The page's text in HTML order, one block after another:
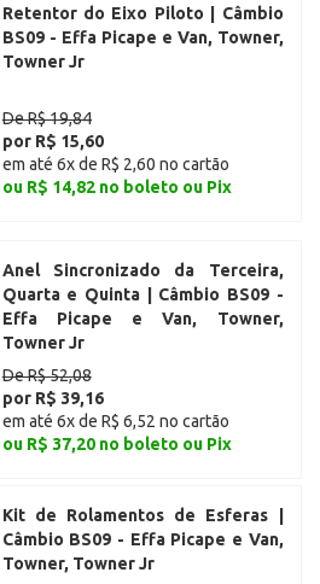
Retentor do Eixo Piloto | Câmbio
BS09 - Effa Picape e Van, Towner,
Towner Jr
De R$ 19,84
por R$ 15,60
em até 6x de R$ 2,60 no cartão
ou R$ 14,82 no boleto ou Pix
Anel Sincronizado da Terceira,
Quarta e Quinta | Câmbio BS09 -
Effa Picape e Van, Towner,
Towner Jr
De R$ 52,08
por R$ 39,16
em até 6x de R$ 6,52 no cartão
ou R$ 37,20 no boleto ou Pix
Kit de Rolamentos de Esferas |
Câmbio BS09 - Effa Picape e Van,
Towner, Towner Jr